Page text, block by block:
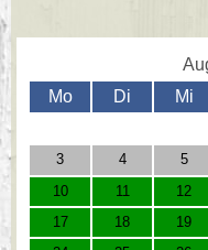
Mo
Di Mi
3
4 5
10
11 12
17
18 19